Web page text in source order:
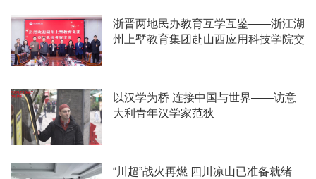
浙晋两地民办教育互学互鉴——浙江湖
州上墅教育集团赴山西应用科技学院交
以汉学为桥 连接中国与世界——访意
大利青年汉学家范狄
“川超”战火再燃 四川凉山已准备就绪